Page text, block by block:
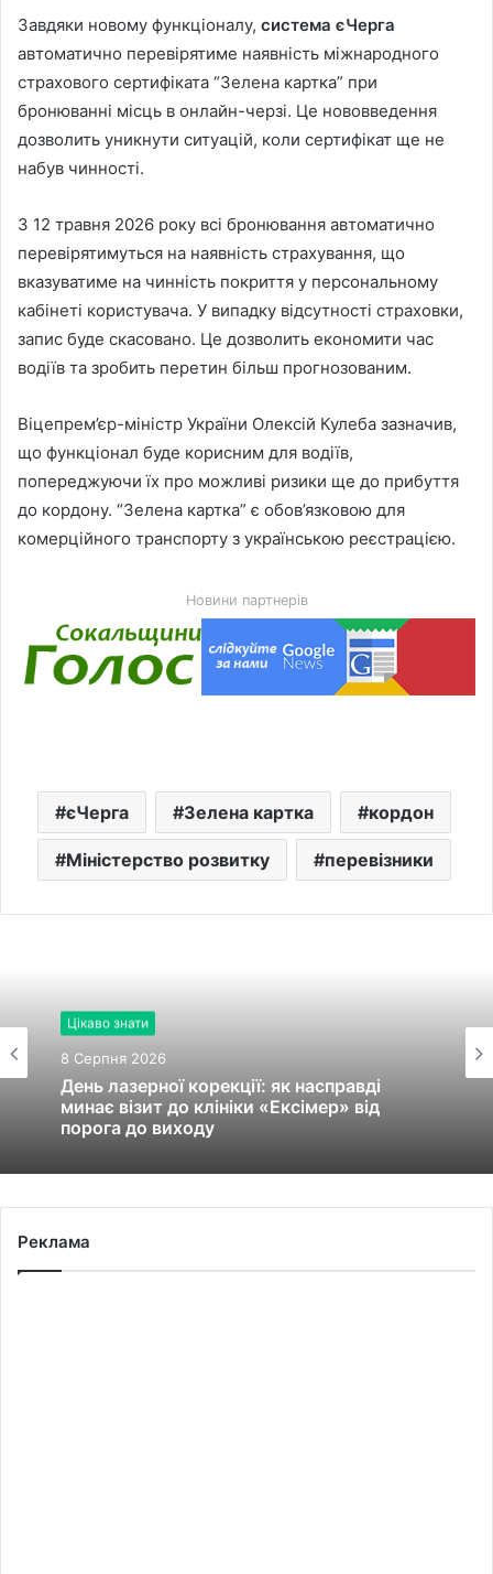
Завдяки новому функціоналу, система єЧерга
автоматично перевірятиме наявність міжнародного
страхового сертифіката “Зелена картка” при
бронюванні місць в онлайн-черзі. Це нововведення
дозволить уникнути ситуацій, коли сертифікат ще не
набув чинності.
З 12 травня 2026 року всі бронювання автоматично
перевірятимуться на наявність страхування, що
вказуватиме на чинність покриття у персональному
кабінеті користувача. У випадку відсутності страховки,
запис буде скасовано. Це дозволить економити час
водіїв та зробить перетин більш прогнозованим.
Віцепрем’єр-міністр України Олексій Кулеба зазначив,
що функціонал буде корисним для водіїв,
попереджуючи їх про можливі ризики ще до прибуття
до кордону. “Зелена картка” є обов’язковою для
комерційного транспорту з українською реєстрацією.
Новини партнерів
єЧерга Зелена картка кордон
Міністерство розвитку перевізники
Цікаво знати
8 Серпня 2026
День лазерної корекції: як насправді
минає візит до клініки «Ексімер» від
порога до виходу
Реклама